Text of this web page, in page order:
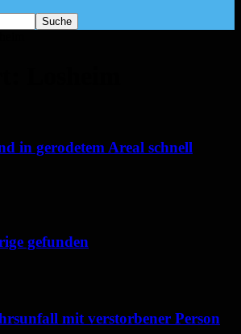
in gerodetem Areal schnell
gefunden
mit verstorbener Person